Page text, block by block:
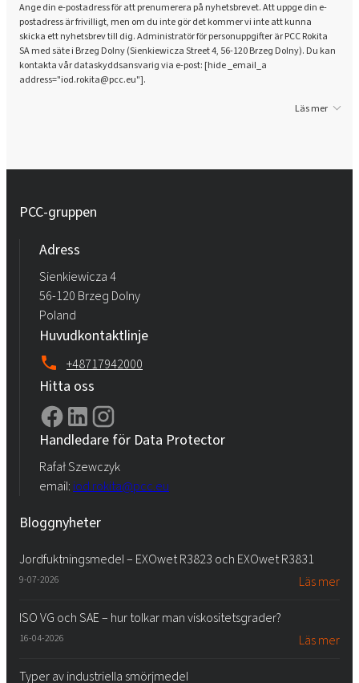
Ange din e-postadress för att prenumerera på nyhetsbrevet. Att uppge din e-
postadress är frivilligt, men om du inte gör det kommer vi inte att kunna
skicka ett nyhetsbrev till dig. Administratör för personuppgifter är PCC Rokita
SA med säte i Brzeg Dolny (Sienkiewicza Street 4, 56-120 Brzeg Dolny). Du kan
kontakta vår dataskyddsansvarig via e-post: [hide _email_a
address="iod.rokita@pcc.eu"].
Läs mer
PCC-gruppen
Adress
Sienkiewicza 4
56-120 Brzeg Dolny
Poland
Huvudkontaktlinje
+48717942000
Hitta oss
Handledare för Data Protector
Rafał Szewczyk
email: iod.rokita@pcc.eu
Bloggnyheter
Jordfuktningsmedel – EXOwet R3823 och EXOwet R3831
9-07-2026 Läs mer
ISO VG och SAE – hur tolkar man viskositetsgrader?
16-04-2026 Läs mer
Typer av industriella smörjmedel